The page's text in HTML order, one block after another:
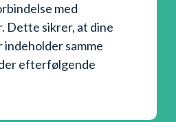
med
Dette sikrer, at dine
indeholder samme
efterfølgende